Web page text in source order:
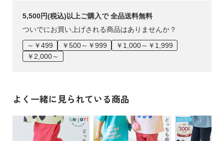
伸縮性：あり
■スタイリング
毎日の通園コーデをPOPでHAPPYな印象に。
カラー×カラーやカラー×柄など、カラフルなコーディネートが
5,500円(税込)以上ご購入で 全品送料無料
ついでにお買い上げされる商品はありませんか？
～￥499
￥500～￥999
￥1,000～￥1,999
￥2,000～
よく一緒に見られている商品